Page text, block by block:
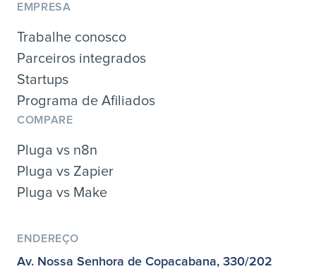
EMPRESA
Trabalhe conosco
Parceiros integrados
Startups
Programa de Afiliados
COMPARE
Pluga vs n8n
Pluga vs Zapier
Pluga vs Make
ENDEREÇO
Av. Nossa Senhora de Copacabana, 330/202